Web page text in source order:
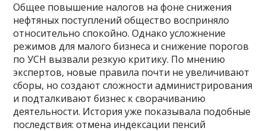
Общее повышение налогов на фоне снижения
нефтяных поступлений общество восприняло
относительно спокойно. Однако усложнение
режимов для малого бизнеса и снижение порогов
по УСН вызвали резкую критику. По мнению
экспертов, новые правила почти не увеличивают
сборы, но создают сложности администрирования
и подталкивают бизнес к сворачиванию
деятельности. История уже показывала подобные
последствия: отмена индексации пенсий